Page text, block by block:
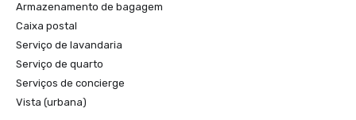
•	Haute Living San Francisco - San Francisco’s Palace
Hotel Celebrates 150 Years
2024
•	Travel + Leisure - Best Hotels in SF - Hotel with the Best
Amenities
Armazenamento de bagagem
Caixa postal
Serviço de lavandaria
Serviço de quarto
Serviços de concierge
Vista (urbana)